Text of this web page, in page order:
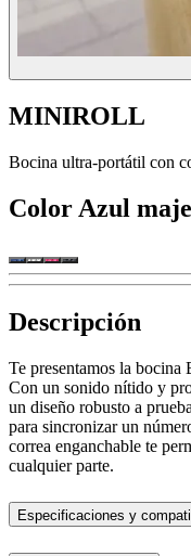
MINIROLL
Bocina ultra-portátil con
Color Azul
Descripción
Te presentamos la bocina
Con un sonido nítido y
un diseño robusto a
para sincronizar un
correa enganchable te
cualquier parte.
Especificaciones y